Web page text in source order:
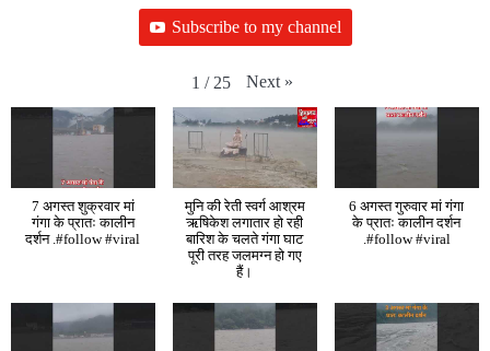
Subscribe to my channel
1 / 25 Next »
7 अगस्त शुक्रवार मां
गंगा के प्रातः कालीन
दर्शन .#follow #viral
मुनि की रेती स्वर्ग आश्रम
ऋषिकेश लगातार हो रही
बारिश के चलते गंगा घाट
पूरी तरह जलमग्न हो गए
हैं।
6 अगस्त गुरुवार मां गंगा
के प्रातः कालीन दर्शन
.#follow #viral